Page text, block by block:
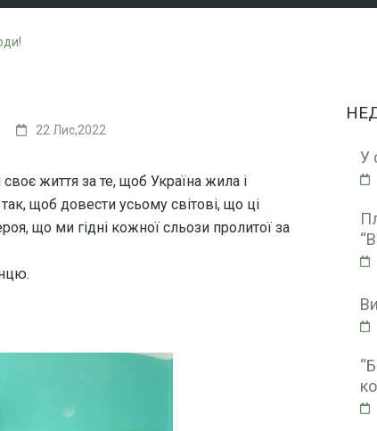
22 Лис,2022
життя за те, щоб Україна жила і
щоб довести усьому світові, що ці
що ми гідні кожної сльози пролитої за
У